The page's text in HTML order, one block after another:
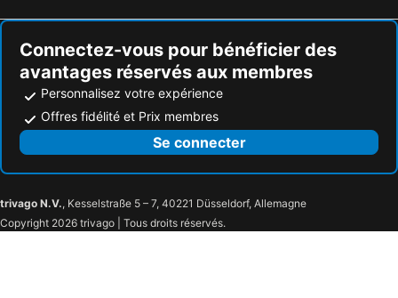
Connectez-vous pour bénéficier des
avantages réservés aux membres
Personnalisez votre expérience
Offres fidélité et Prix membres
Se connecter
trivago N.V., Kesselstraße 5 – 7, 40221 Düsseldorf, Allemagne
Copyright 2026 trivago | Tous droits réservés.